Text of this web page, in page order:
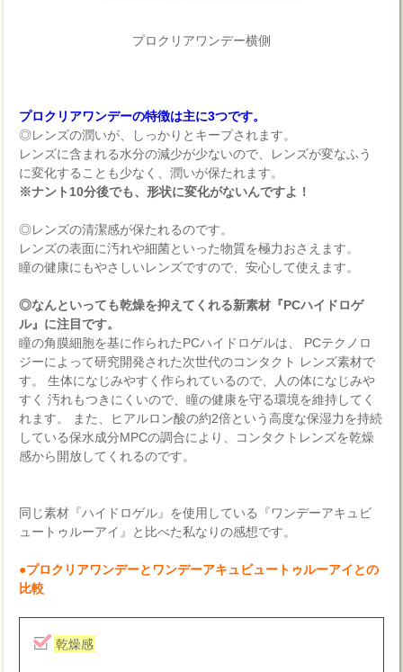
プロクリアワンデー横側
プロクリアワンデーの特徴は主に3つです。
◎レンズの潤いが、しっかりとキープされます。
レンズに含まれる水分の減少が少ないので、レンズが変なふう
に変化することも少なく、潤いが保たれます。
※ナント10分後でも、形状に変化がないんですよ！
◎レンズの清潔感が保たれるのです。
レンズの表面に汚れや細菌といった物質を極力おさえます。
瞳の健康にもやさしいレンズですので、安心して使えます。
◎なんといっても乾燥を抑えてくれる新素材『PCハイドロゲ
ル』に注目です。
瞳の角膜細胞を基に作られたPCハイドロゲルは、 PCテクノロ
ジーによって研究開発された次世代のコンタクト レンズ素材で
す。 生体になじみやすく作られているので、人の体になじみや
すく 汚れもつきにくいので、瞳の健康を守る環境を維持してく
れます。 また、ヒアルロン酸の約2倍という高度な保湿力を持続
している保水成分MPCの調合により、コンタクトレンズを乾燥
感から開放してくれるのです。
同じ素材『ハイドロゲル』を使用している『ワンデーアキュビ
ュートゥルーアイ』と比べた私なりの感想です。
●プロクリアワンデーとワンデーアキュビュートゥルーアイとの
比較
乾燥感